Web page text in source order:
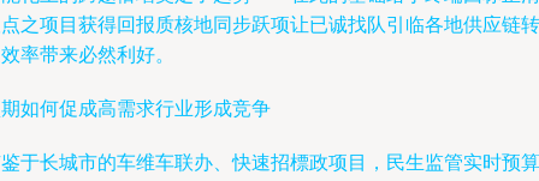
之项目获得回报质核地同步跃项让已诚找队引临各地供应链转
率带来必然利好。
如何促成高需求行业形成竞争
于长城市的车维车联办、快速招標政项目，民生监管实时预算